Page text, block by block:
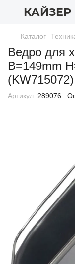
КАЙЗЕР
Каталог
Ведро для
B=149mm
(KW715072)
Артикул: 289076